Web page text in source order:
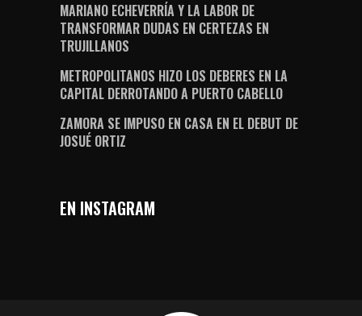
MARIANO ECHEVERRÍA Y LA LABOR DE
TRANSFORMAR DUDAS EN CERTEZAS EN
TRUJILLANOS
METROPOLITANOS HIZO LOS DEBERES EN LA
CAPITAL DERROTANDO A PUERTO CABELLO
ZAMORA SE IMPUSO EN CASA EN EL DEBUT DE
JOSUÉ ORTIZ
EN INSTAGRAM